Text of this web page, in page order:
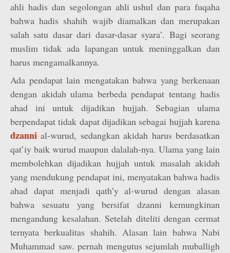
ahli hadis dan segolongan ahli ushul dan para fuqaha
bahwa hadis shahih wajib diamalkan dan merupakan
salah satu dasar dari dasar-dasar syara’. Bagi seorang
muslim tidak ada lapangan untuk meninggalkan dan
harus mengamalkannya.
Ada pendapat lain mengatakan bahwa yang berkenaan
dengan akidah ulama berbeda pendapat tentang hadis
ahad ini untuk dijadikan hujjah. Sebagian ulama
berpendapat tidak dapat dijadikan sebagai hujjah karena
dzanni al-wurud, sedangkan akidah harus berdasatkan
qat’iy baik wurud maupun dalalah-nya. Ulama yang lain
membolehkan dijadikan hujjah untuk masalah akidah
yang mendukung pendapat ini, menyatakan bahwa hadis
ahad dapat menjadi qath’y al-wurud dengan alasan
bahwa sesuatu yang bersifat dzanni kemungkinan
mengandung kesalahan. Setelah diteliti dengan cermat
ternyata berkualitas shahih. Alasan lain bahwa Nabi
Muhammad saw. pernah mengutus sejumlah muballigh